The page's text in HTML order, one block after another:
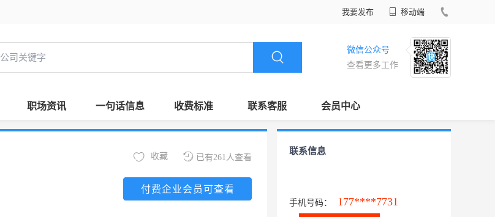
我要发布 移动端
微信公众号
查看更多工作
职场资讯 一句话信息 收费标准 联系客服 会员中心
已有261人查看
收藏
付费企业会员可查看
联系信息
手机号码： 177****7731